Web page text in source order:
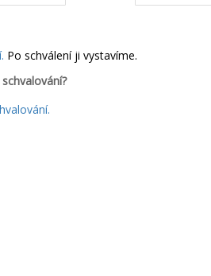
Po schválení ji vystavíme.